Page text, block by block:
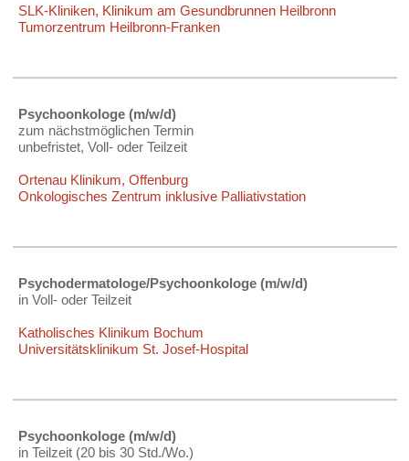
SLK-Kliniken, Klinikum am Gesundbrunnen Heilbronn
Tumorzentrum Heilbronn-Franken
Psychoonkologe (m/w/d)
zum nächstmöglichen Termin
unbefristet, Voll- oder Teilzeit
Ortenau Klinikum, Offenburg
Onkologisches Zentrum inklusive Palliativstation
Psychodermatologe/Psychoonkologe (m/w/d)
in Voll- oder Teilzeit
Katholisches Klinikum Bochum
Universitätsklinikum St. Josef-Hospital
Psychoonkologe (m/w/d)
in Teilzeit (20 bis 30 Std./Wo.)